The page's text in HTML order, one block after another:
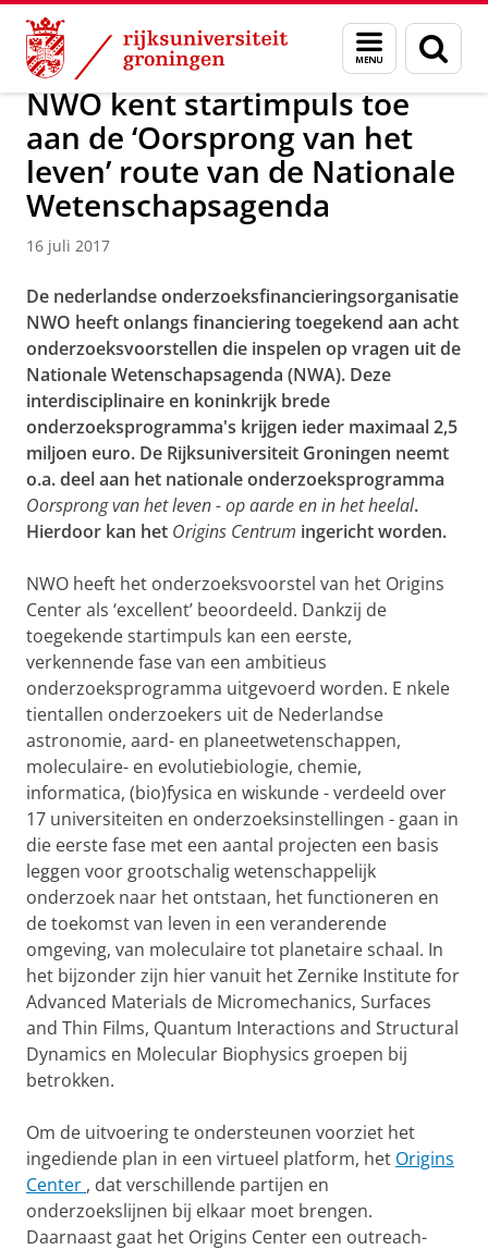
Skip
Content
Skip
Navigation
Menu
en
zoeken
Onderzoek News
NWO kent startimpuls toe
aan de ‘Oorsprong van het
leven’ route van de Nationale
Wetenschapsagenda
16 juli 2017
De nederlandse onderzoeksfinancieringsorganisatie
NWO heeft onlangs financiering toegekend aan acht
onderzoeksvoorstellen die inspelen op vragen uit de
Nationale Wetenschapsagenda (NWA). Deze
interdisciplinaire en koninkrijk brede
onderzoeksprogramma's krijgen ieder maximaal 2,5
miljoen euro. De Rijksuniversiteit Groningen neemt
o.a. deel aan het nationale onderzoeksprogramma
Oorsprong van het leven - op aarde en in het heelal.
Hierdoor kan het Origins Centrum ingericht worden.
NWO heeft het onderzoeksvoorstel van het Origins
Center als ‘excellent’ beoordeeld. Dankzij de
toegekende startimpuls kan een eerste,
verkennende fase van een ambitieus
onderzoeksprogramma uitgevoerd worden. E nkele
tientallen onderzoekers uit de Nederlandse
astronomie, aard- en planeetwetenschappen,
moleculaire- en evolutiebiologie, chemie,
informatica, (bio)fysica en wiskunde - verdeeld over
17 universiteiten en onderzoeksinstellingen - gaan in
die eerste fase met een aantal projecten een basis
leggen voor grootschalig wetenschappelijk
onderzoek naar het ontstaan, het functioneren en
de toekomst van leven in een veranderende
omgeving, van moleculaire tot planetaire schaal. In
het bijzonder zijn hier vanuit het Zernike Institute for
Advanced Materials de Micromechanics, Surfaces
and Thin Films, Quantum Interactions and Structural
Dynamics en Molecular Biophysics groepen bij
betrokken.
Om de uitvoering te ondersteunen voorziet het
ingediende plan in een virtueel platform, het Origins
Center , dat verschillende partijen en
onderzoekslijnen bij elkaar moet brengen.
Daarnaast gaat het Origins Center een outreach-